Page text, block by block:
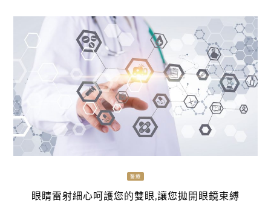
醫療
眼睛雷射細心呵護您的雙眼,讓您拋開眼鏡束縛